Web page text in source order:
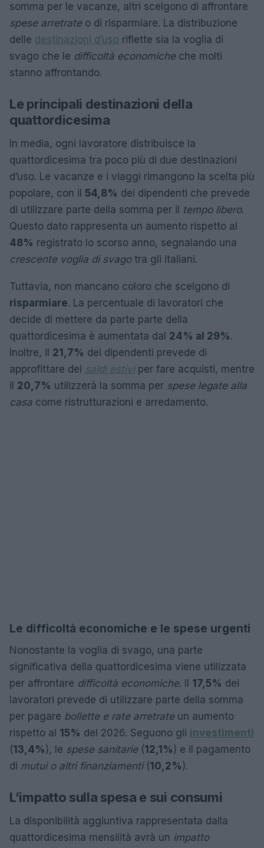
somma per le vacanze, altri scelgono di affrontare
spese arretrateo di risparmiare. La distribuzione
delle destinazioni d’uso riflette sia la voglia di
svago che le difficoltà economicheche molti
stanno affrontando.
Le principali destinazioni della
quattordicesima
In media, ogni lavoratore distribuisce la
quattordicesima tra poco più di due destinazioni
d’uso. Le vacanze e i viaggi rimangono la scelta più
popolare, con il 54,8% dei dipendenti che prevede
di utilizzare parte della somma per il tempo libero.
Questo dato rappresenta un aumento rispetto al
48% registrato lo scorso anno, segnalando una
crescente voglia di svagotra gli italiani.
Tuttavia, non mancano coloro che scelgono di
risparmiare. La percentuale di lavoratori che
decide di mettere da parte parte della
quattordicesima è aumentata dal 24% al 29%.
Inoltre, il 21,7% dei dipendenti prevede di
approfittare dei saldi estiviper fare acquisti, mentre
il 20,7% utilizzerà la somma per spese legate alla
casa come ristrutturazioni e arredamento.
Le difficoltà economiche e le spese urgenti
Nonostante la voglia di svago, una parte
significativa della quattordicesima viene utilizzata
per affrontare difficoltà economiche. Il 17,5% dei
lavoratori prevede di utilizzare parte della somma
per pagare bollette e rate arretrateun aumento
rispetto al 15% del 2026. Seguono gli investimenti
(13,4% ), le spese sanitarie(12,1% ) e il pagamento
di mutui o altri finanziamenti(10,2% ).
L’impatto sulla spesa e sui consumi
La disponibilità aggiuntiva rappresentata dalla
quattordicesima mensilità avrà un impatto